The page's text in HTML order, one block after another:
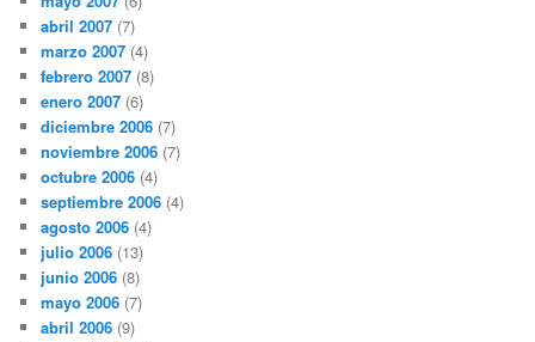
abril 2007 (7)
marzo 2007 (4)
febrero 2007 (8)
enero 2007 (6)
diciembre 2006 (7)
noviembre 2006 (7)
octubre 2006 (4)
septiembre 2006 (4)
agosto 2006 (4)
julio 2006 (13)
junio 2006 (8)
mayo 2006 (7)
abril 2006 (9)